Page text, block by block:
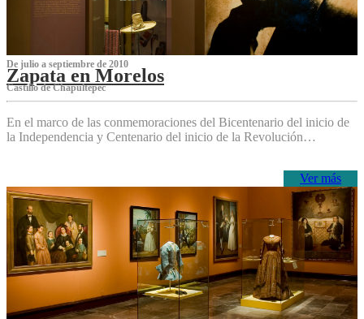
De julio a septiembre de 2010
Zapata en Morelos
Castillo de Chapultepec
En el marco de las conmemoraciones del Bicentenario del inicio de
la Independencia y Centenario del inicio de la Revolución…
Ver más